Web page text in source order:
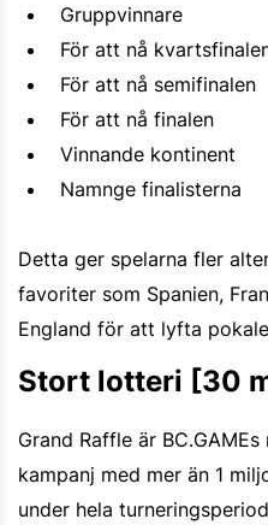
Gruppvinnare
För att nå
För att nå semifinalen
För att nå finalen
Vinnande kontinent
Namnge finalisterna
Detta ger spelarna fler
favoriter som Spanien,
England för att lyfta
Stort lotteri [30
Grand Raffle är
kampanj med mer än 1
under hela